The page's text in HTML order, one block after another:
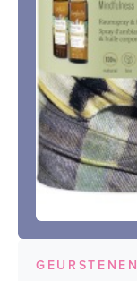
GEURSTENEN